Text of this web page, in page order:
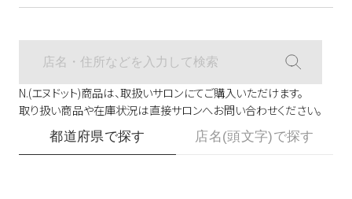
N.(エヌドット)商品は、取扱いサロンにてご購入いただけます。
取り扱い商品や在庫状況は直接サロンへお問い合わせください。
都道府県で探す 店名(頭文字)で探す